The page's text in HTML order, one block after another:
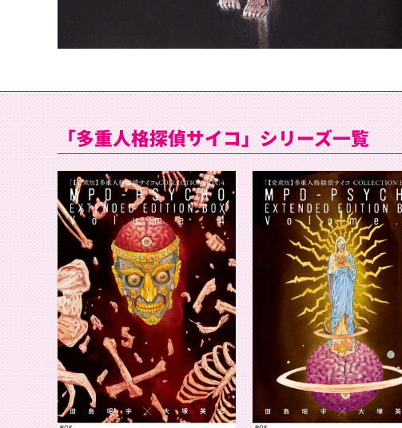
「多重人格探偵サイコ」シリーズ一覧